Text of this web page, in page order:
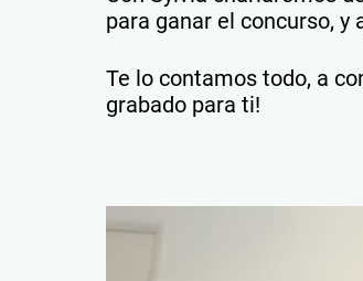
para ganar el concurso,
Te lo contamos todo, a
grabado para ti!